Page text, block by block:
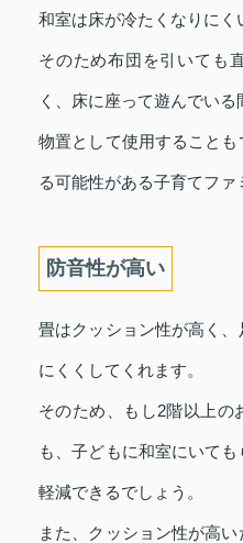
和室は床が冷たくなりにく
そのため布団を引いても
く、床に座って遊んでいる
物置として使用することも
る可能性がある子育てファ
防音性が高い
畳はクッション性が高く
にくくしてくれます。
そのため、もし2階以上の
も、子どもに和室にいて
軽減できるでしょう。
また、クッション性が高